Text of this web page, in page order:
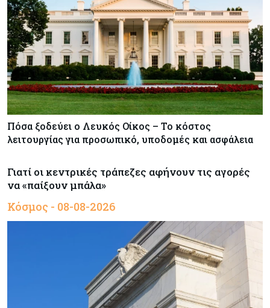
Πόσα ξοδεύει ο Λευκός Οίκος – Το κόστος
λειτουργίας για προσωπικό, υποδομές και ασφάλεια
Γιατί οι κεντρικές τράπεζες αφήνουν τις αγορές
να «παίξουν μπάλα»
Κόσμος - 08-08-2026